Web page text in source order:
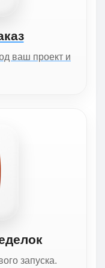
ваш проект и
запуска.